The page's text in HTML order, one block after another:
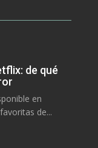
de qué
en
de...